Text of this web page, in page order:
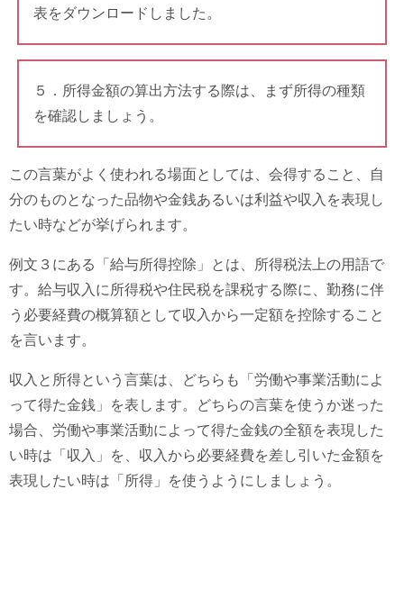
表をダウンロードしました。
５．所得金額の算出方法する際は、まず所得の種類
を確認しましょう。
この言葉がよく使われる場面としては、会得すること、自
分のものとなった品物や金銭あるいは利益や収入を表現し
たい時などが挙げられます。
例文３にある「給与所得控除」とは、所得税法上の用語で
す。給与収入に所得税や住民税を課税する際に、勤務に伴
う必要経費の概算額として収入から一定額を控除すること
を言います。
収入と所得という言葉は、どちらも「労働や事業活動によ
って得た金銭」を表します。どちらの言葉を使うか迷った
場合、労働や事業活動によって得た金銭の全額を表現した
い時は「収入」を、収入から必要経費を差し引いた金額を
表現したい時は「所得」を使うようにしましょう。